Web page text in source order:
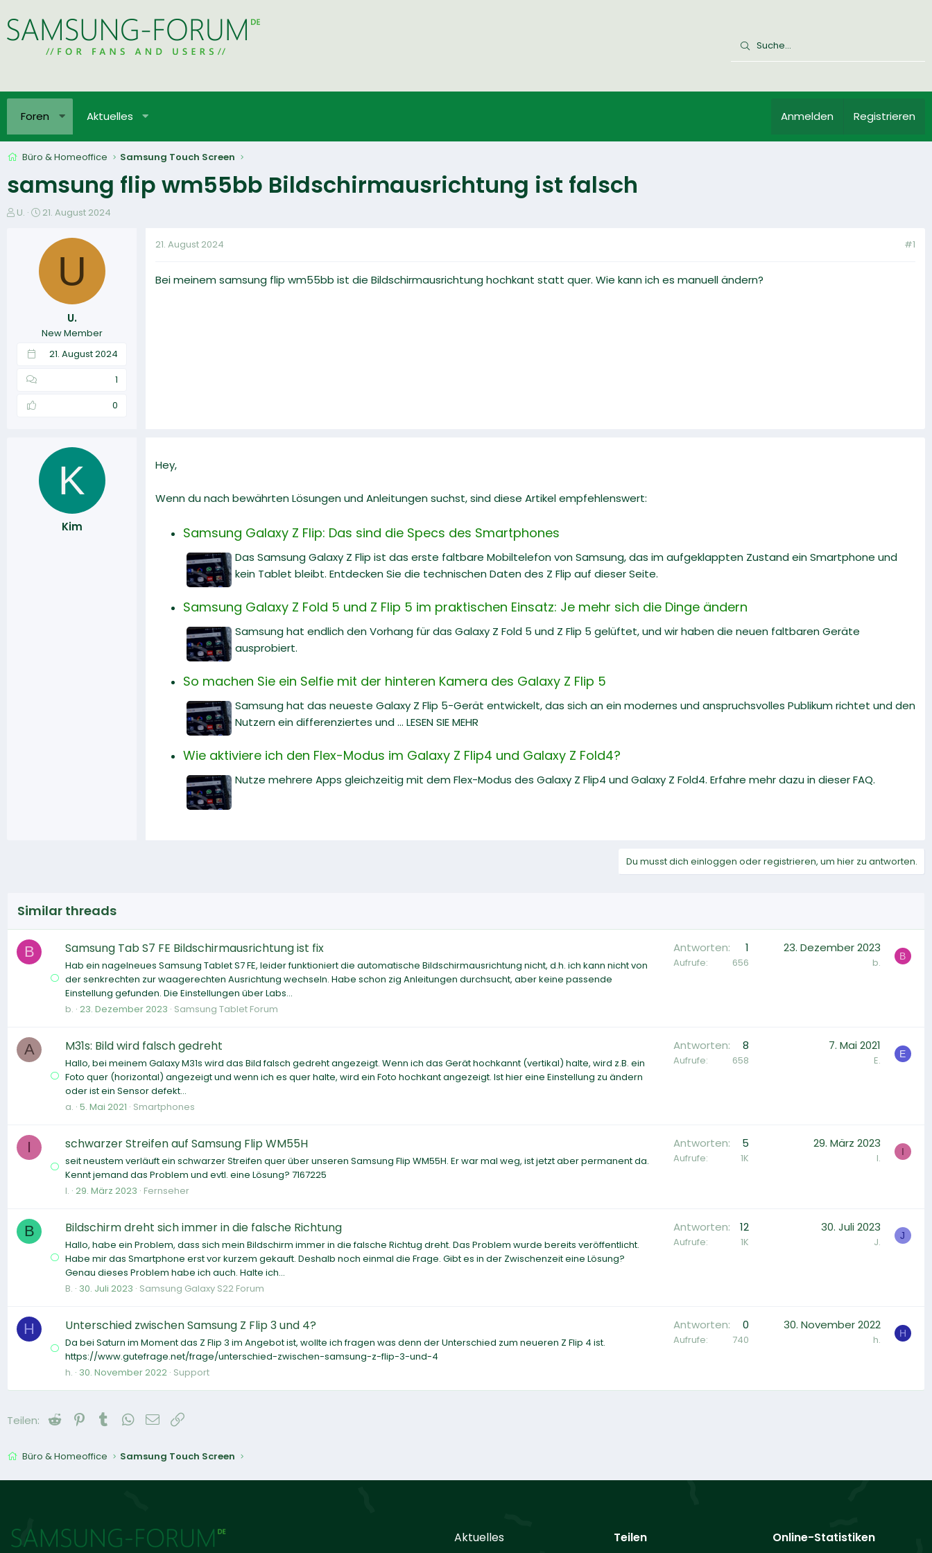
Foren Aktuelles Anmelden Registrieren
Büro & Homeoffice Samsung Touch Screen
samsung flip wm55bb Bildschirmausrichtung ist falsch
EU.
E
t
m
21. August 2024
U
U.
New Member
21. August 2024
1
0
21. August 2024 #1
Bei meinem samsung flip wm55bb ist die Bildschirmausrichtung hochkant statt quer. Wie kann ich es manuell ändern?
K
Kim
Hey,
Wenn du nach bewährten Lösungen und Anleitungen suchst, sind diese Artikel empfehlenswert:
Samsung Galaxy Z Flip: Das sind die Specs des Smartphones
Das Samsung Galaxy Z Flip ist das erste faltbare Mobiltelefon von Samsung, das im aufgeklappten Zustand ein Smartphone und
kein Tablet bleibt. Entdecken Sie die technischen Daten des Z Flip auf dieser Seite.
Samsung Galaxy Z Fold 5 und Z Flip 5 im praktischen Einsatz: Je mehr sich die Dinge ändern
Samsung hat endlich den Vorhang für das Galaxy Z Fold 5 und Z Flip 5 gelüftet, und wir haben die neuen faltbaren Geräte
ausprobiert.
So machen Sie ein Selfie mit der hinteren Kamera des Galaxy Z Flip 5
Samsung hat das neueste Galaxy Z Flip 5-Gerät entwickelt, das sich an ein modernes und anspruchsvolles Publikum richtet und den
Nutzern ein differenziertes und ... LESEN SIE MEHR
Wie aktiviere ich den Flex-Modus im Galaxy Z Flip4 und Galaxy Z Fold4?
Nutze mehrere Apps gleichzeitig mit dem Flex-Modus des Galaxy Z Flip4 und Galaxy Z Fold4. Erfahre mehr dazu in dieser FAQ.
Du musst dich einloggen oder registrieren, um hier zu antworten.
Similar threads
B Samsung Tab S7 FE Bildschirmausrichtung ist fix
Hab ein nagelneues Samsung Tablet S7 FE, leider funktioniert die automatische Bildschirmausrichtung nicht, d.h. ich kann nicht von
der senkrechten zur waagerechten Ausrichtung wechseln. Habe schon zig Anleitungen durchsucht, aber keine passende
Einstellung gefunden. Die Einstellungen über Labs...
b. 23. Dezember 2023 Samsung Tablet Forum
Antworten 1
Aufrufe 656
23. Dezember 2023
b. B
A M31s: Bild wird falsch gedreht
Hallo, bei meinem Galaxy M31s wird das Bild falsch gedreht angezeigt. Wenn ich das Gerät hochkannt (vertikal) halte, wird z.B. ein
Foto quer (horizontal) angezeigt und wenn ich es quer halte, wird ein Foto hochkant angezeigt. Ist hier eine Einstellung zu ändern
oder ist ein Sensor defekt...
a. 5. Mai 2021 Smartphones
Antworten 8
Aufrufe 658
7. Mai 2021
E. E
I schwarzer Streifen auf Samsung Flip WM55H
seit neustem verläuft ein schwarzer Streifen quer über unseren Samsung Flip WM55H. Er war mal weg, ist jetzt aber permanent da.
Kennt jemand das Problem und evtl. eine Lösung? 7167225
I. 29. März 2023 Fernseher
Antworten 5
Aufrufe 1K
29. März 2023
I. I
B Bildschirm dreht sich immer in die falsche Richtung
Hallo, habe ein Problem, dass sich mein Bildschirm immer in die falsche Richtug dreht. Das Problem wurde bereits veröffentlicht.
Habe mir das Smartphone erst vor kurzem gekauft. Deshalb noch einmal die Frage. Gibt es in der Zwischenzeit eine Lösung?
Genau dieses Problem habe ich auch. Halte ich...
B. 30. Juli 2023 Samsung Galaxy S22 Forum
Antworten 12
Aufrufe 1K
30. Juli 2023
J. J
H Unterschied zwischen Samsung Z Flip 3 und 4?
Da bei Saturn im Moment das Z Flip 3 im Angebot ist, wollte ich fragen was denn der Unterschied zum neueren Z Flip 4 ist.
https://www.gutefrage.net/frage/unterschied-zwischen-samsung-z-flip-3-und-4
h. 30. November 2022 Support
Antworten 0
Aufrufe 740
30. November 2022
h. H
Teilen: Reddit PinterestTumblrWhatsApp
E-Mail
Büro & Homeoffice Samsung Touch Screen
Aktuelles Teilen Online-Statistiken